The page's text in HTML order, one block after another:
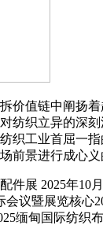
值链中阐扬着
纺织立异的深
织工业首屈一
前景进行成心义
展 2025年10月
议暨展览核心
缅甸国际纺织